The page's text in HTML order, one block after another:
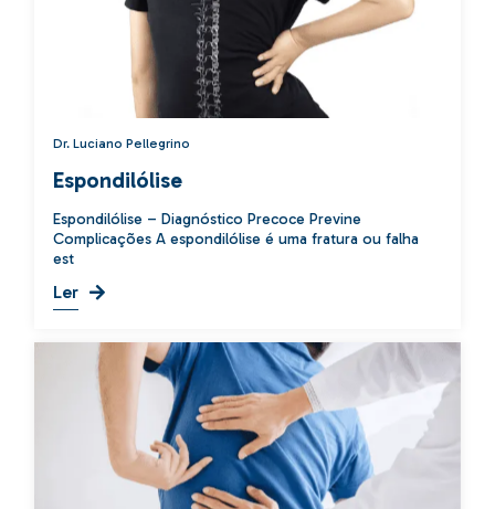
Dr. Luciano Pellegrino
Espondilólise
Espondilólise – Diagnóstico Precoce Previne
Complicações A espondilólise é uma fratura ou falha
est
Ler